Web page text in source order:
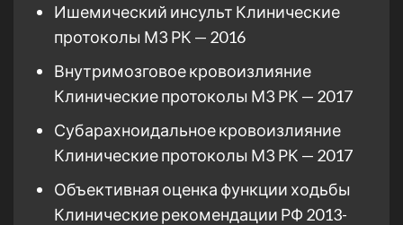
Ишемический инсульт Клинические
протоколы МЗ РК — 2016
Внутримозговое кровоизлияние
Клинические протоколы МЗ РК — 2017
Субарахноидальное кровоизлияние
Клинические протоколы МЗ РК — 2017
Объективная оценка функции ходьбы
Клинические рекомендации РФ 2013-